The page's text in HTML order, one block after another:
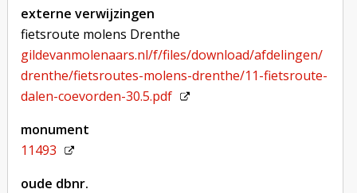
externe verwijzingen
fietsroute molens Drenthe
gildevanmolenaars.nl/f/files/download/afdelingen/
drenthe/fietsroutes-molens-drenthe/11-fietsroute-
dalen-coevorden-30.5.pdf
monument
11493
oude dbnr.